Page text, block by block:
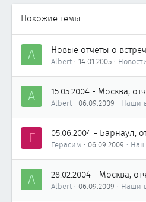
Похожие темы
A Новые отчеты о
Albert 14.01.2005
A 15.05.2004 - Москва,
Albert 06.09.2009 Наши
Г 05.06.2004 - Барнаул,
Герасим 06.09.2009
A 28.02.2004 - Москва,
Albert 06.09.2009 Наши